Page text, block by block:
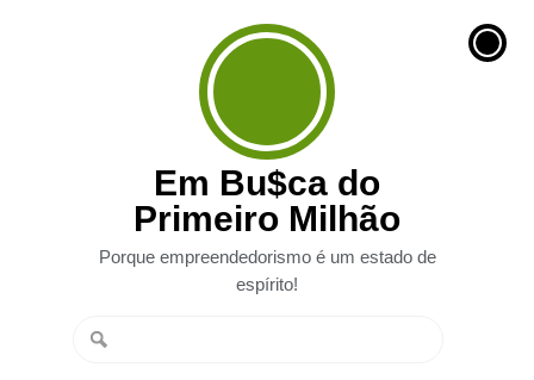
Em Bu$ca do
Primeiro Milhão
Porque empreendedorismo é um estado de
espírito!